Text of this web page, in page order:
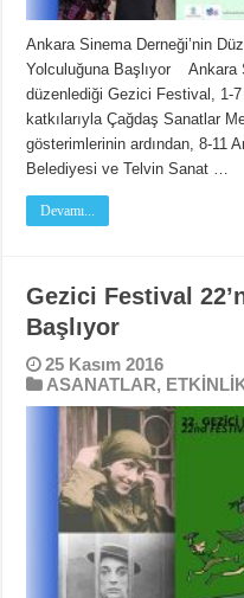
Ankara Sinema Derneği’nin
Yolculuğuna Başlıyor Ankara
düzenlediği Gezici Festival, 1-7
katkılarıyla Çağdaş Sanatlar
gösterimlerinin ardından, 8-11
Belediyesi ve Telvin Sanat …
Devamı...
Gezici Festival
Başlıyor
25 Kasım 2016
ASANATLAR,